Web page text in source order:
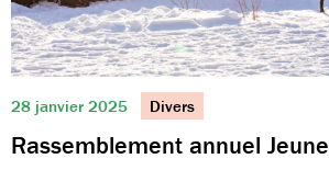
28 janvier 2025 Divers
Rassemblement annuel